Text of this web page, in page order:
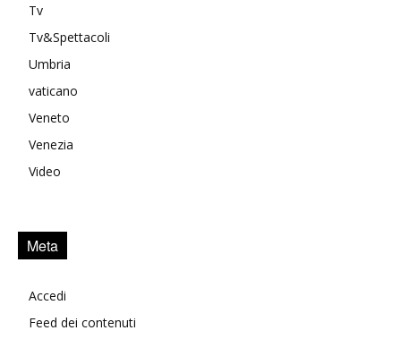
Tv
Tv&Spettacoli
Umbria
vaticano
Veneto
Venezia
Video
Meta
Accedi
Feed dei contenuti